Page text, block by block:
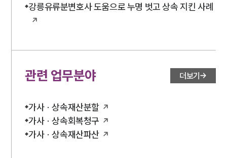
강릉유류분변호사 도움으로 누명 벗고 상속 지킨 사례
관련 업무분야 더보기
가사 · 상속재산분할
가사 · 상속회복청구
가사 · 상속재산파산